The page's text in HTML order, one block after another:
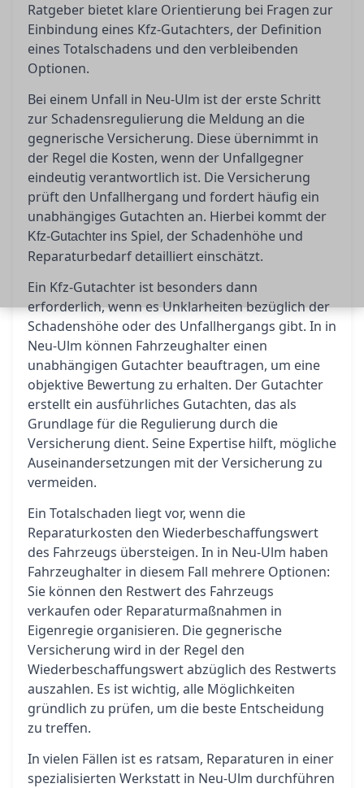
Ratgeber bietet klare Orientierung bei Fragen zur
Einbindung eines Kfz-Gutachters, der Definition
eines Totalschadens und den verbleibenden
Optionen.
Bei einem Unfall in Neu-Ulm ist der erste Schritt
zur Schadensregulierung die Meldung an die
gegnerische Versicherung. Diese übernimmt in
der Regel die Kosten, wenn der Unfallgegner
eindeutig verantwortlich ist. Die Versicherung
prüft den Unfallhergang und fordert häufig ein
unabhängiges Gutachten an. Hierbei kommt der
Kfz-Gutachter ins Spiel, der Schadenhöhe und
Reparaturbedarf detailliert einschätzt.
Ein Kfz-Gutachter ist besonders dann
erforderlich, wenn es Unklarheiten bezüglich der
Schadenshöhe oder des Unfallhergangs gibt. In in
Neu-Ulm können Fahrzeughalter einen
unabhängigen Gutachter beauftragen, um eine
objektive Bewertung zu erhalten. Der Gutachter
erstellt ein ausführliches Gutachten, das als
Grundlage für die Regulierung durch die
Versicherung dient. Seine Expertise hilft, mögliche
Auseinandersetzungen mit der Versicherung zu
vermeiden.
Ein Totalschaden liegt vor, wenn die
Reparaturkosten den Wiederbeschaffungswert
des Fahrzeugs übersteigen. In in Neu-Ulm haben
Fahrzeughalter in diesem Fall mehrere Optionen:
Sie können den Restwert des Fahrzeugs
verkaufen oder Reparaturmaßnahmen in
Eigenregie organisieren. Die gegnerische
Versicherung wird in der Regel den
Wiederbeschaffungswert abzüglich des Restwerts
auszahlen. Es ist wichtig, alle Möglichkeiten
gründlich zu prüfen, um die beste Entscheidung
zu treffen.
In vielen Fällen ist es ratsam, Reparaturen in einer
spezialisierten Werkstatt in Neu-Ulm durchführen